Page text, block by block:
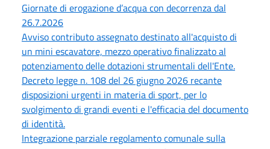
Giornate di erogazione d’acqua con decorrenza dal
26.7.2026
Avviso contributo assegnato destinato all'acquisto di
un mini escavatore, mezzo operativo finalizzato al
potenziamento delle dotazioni strumentali dell'Ente.
Decreto legge n. 108 del 26 giugno 2026 recante
disposizioni urgenti in materia di sport, per lo
svolgimento di grandi eventi e l'efficacia del documento
di identità.
Integrazione parziale regolamento comunale sulla